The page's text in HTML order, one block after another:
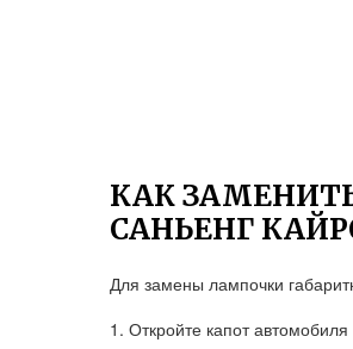
КАК
САНЬЕНГ
Для замены лампочки
1. Откройте капот